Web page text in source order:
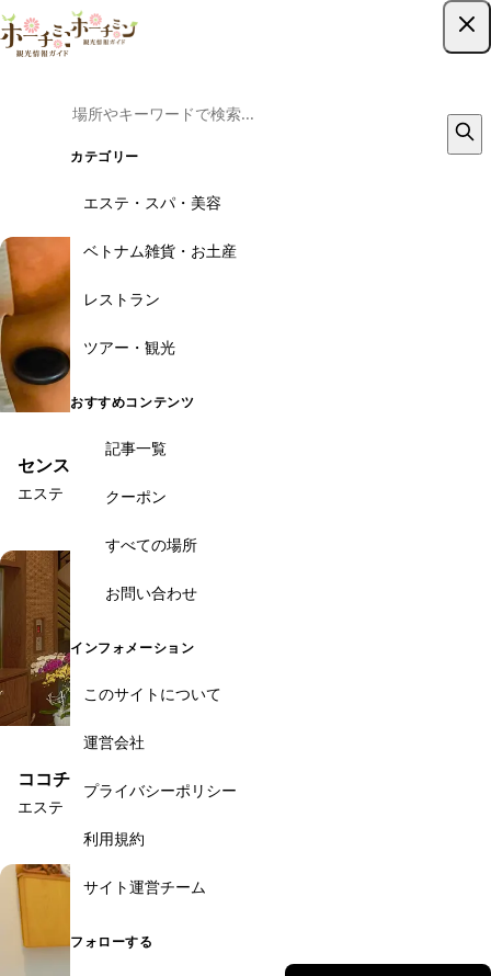
カテゴリー
エステ・スパ・美容
ベトナム雑貨・お土産
レストラン
ツアー・観光
おすすめコンテンツ
記事一覧
クーポン
すべての場所
お問い合わせ
インフォメーション
このサイトについて
運営会社
プライバシーポリシー
利用規約
サイト運営チーム
フォローする
この店舗は現在営業していません。以下の代わりのお店をご覧くださ
その他のエステ・スパ・美容
センススパ
エステ・スパ・美容
ココチスパ＆エステティック
エステ・スパ・美容